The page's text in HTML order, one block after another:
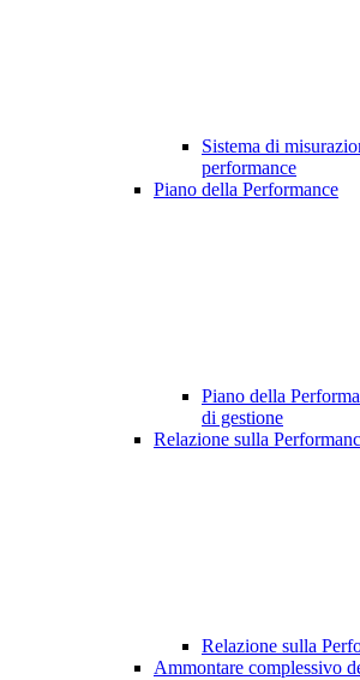
Sistema di
performance
Piano della Performance
Piano della
di gestione
Relazione sulla
Relazione sulla
Ammontare complessivo